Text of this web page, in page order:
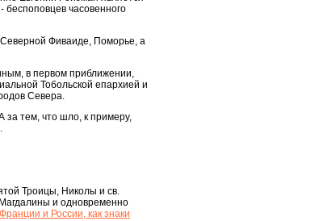
часовенного
Северной Фиваиде, Поморье, а
в первом приближении,
Тобольской епархией и
Севера.
за тем, что шло, к примеру,
Троицы, Николы и св.
и одновременно
и России, как знаки